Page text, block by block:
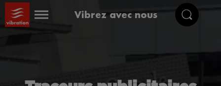
Vibrez avec nous